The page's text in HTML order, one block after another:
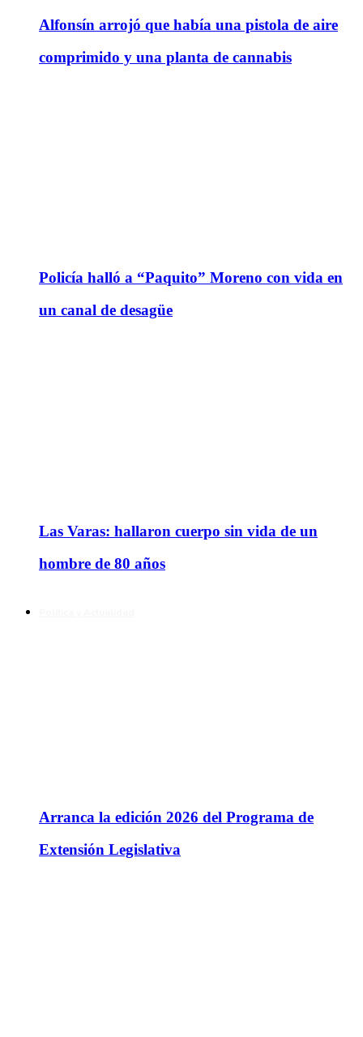
Alfonsín arrojó que había una pistola de aire
comprimido y una planta de cannabis
Policía halló a “Paquito” Moreno con vida en
un canal de desagüe
Las Varas: hallaron cuerpo sin vida de un
hombre de 80 años
Arranca la edición 2026 del Programa de
Extensión Legislativa